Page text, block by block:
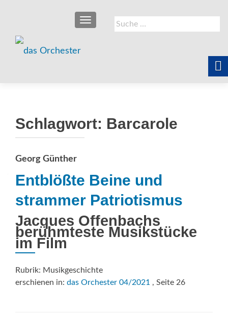
Suche
nach:
SCHALTE NAVIGATION
Schlagwort: Barcarole
Georg Günther
Entblößte Beine und
strammer Patriotismus
Jacques Offenbachs
berühmteste Musikstücke
im Film
Rubrik: Musikgeschichte
erschienen in: das Orchester 04/2021 , Seite 26